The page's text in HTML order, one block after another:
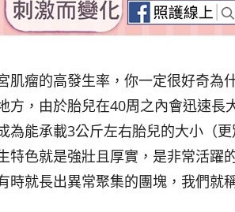
肌瘤的高發生率，你一定很好奇為
方，由於胎兒在40周之內會迅速
為能承載3公斤左右胎兒的大小（
特色就是強壯且厚實，是非常活躍
時就長出異常聚集的團塊，我們就